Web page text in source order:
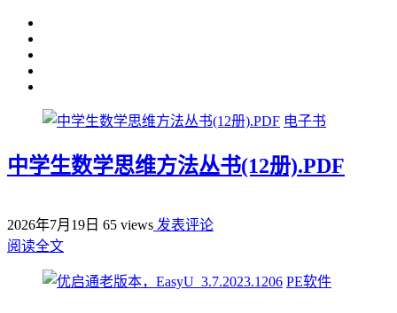
电子书
中学生数学思维方法丛书(12册).PDF
2026年7月19日 65 views 发表评论
阅读全文
PE软件